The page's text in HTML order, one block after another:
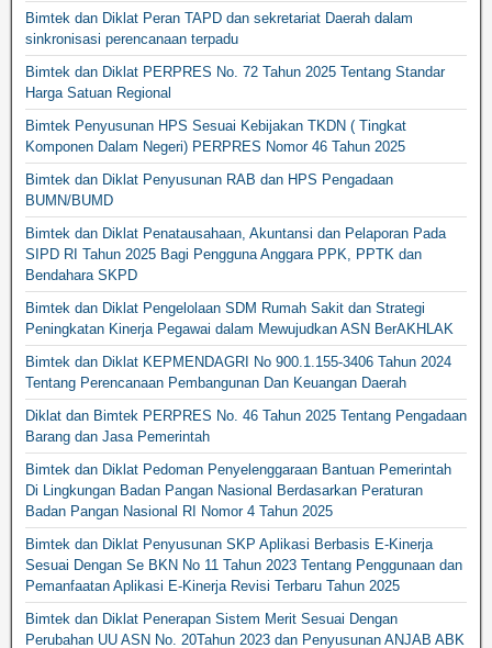
Bimtek dan Diklat Peran TAPD dan sekretariat Daerah dalam
sinkronisasi perencanaan terpadu
Bimtek dan Diklat PERPRES No. 72 Tahun 2025 Tentang Standar
Harga Satuan Regional
Bimtek Penyusunan HPS Sesuai Kebijakan TKDN ( Tingkat
Komponen Dalam Negeri) PERPRES Nomor 46 Tahun 2025
Bimtek dan Diklat Penyusunan RAB dan HPS Pengadaan
BUMN/BUMD
Bimtek dan Diklat Penatausahaan, Akuntansi dan Pelaporan Pada
SIPD RI Tahun 2025 Bagi Pengguna Anggara PPK, PPTK dan
Bendahara SKPD
Bimtek dan Diklat Pengelolaan SDM Rumah Sakit dan Strategi
Peningkatan Kinerja Pegawai dalam Mewujudkan ASN BerAKHLAK
Bimtek dan Diklat KEPMENDAGRI No 900.1.155-3406 Tahun 2024
Tentang Perencanaan Pembangunan Dan Keuangan Daerah
Diklat dan Bimtek PERPRES No. 46 Tahun 2025 Tentang Pengadaan
Barang dan Jasa Pemerintah
Bimtek dan Diklat Pedoman Penyelenggaraan Bantuan Pemerintah
Di Lingkungan Badan Pangan Nasional Berdasarkan Peraturan
Badan Pangan Nasional RI Nomor 4 Tahun 2025
Bimtek dan Diklat Penyusunan SKP Aplikasi Berbasis E-Kinerja
Sesuai Dengan Se BKN No 11 Tahun 2023 Tentang Penggunaan dan
Pemanfaatan Aplikasi E-Kinerja Revisi Terbaru Tahun 2025
Bimtek dan Diklat Penerapan Sistem Merit Sesuai Dengan
Perubahan UU ASN No. 20Tahun 2023 dan Penyusunan ANJAB ABK